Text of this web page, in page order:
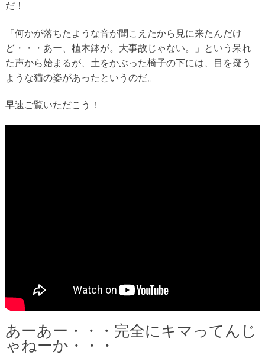
だ！
「何かが落ちたような音が聞こえたから見に来たんだけ
ど・・・あー、植木鉢が。大事故じゃない。」という呆れ
た声から始まるが、土をかぶった椅子の下には、目を疑う
ような猫の姿があったというのだ。
早速ご覧いただこう！
あーあー・・・完全にキマってんじ
ゃねーか・・・